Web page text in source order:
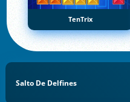
TenTrix
Salto De Delfines